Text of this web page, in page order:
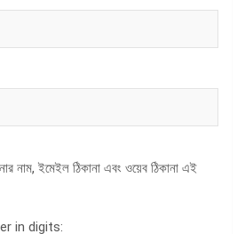
নাম, ইমেইল ঠিকানা এবং ওয়েব ঠিকানা এই
in digits: